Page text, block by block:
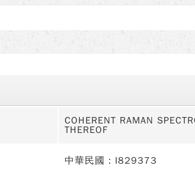
COHERENT RAMAN
THEREOF
中華民國：I829373